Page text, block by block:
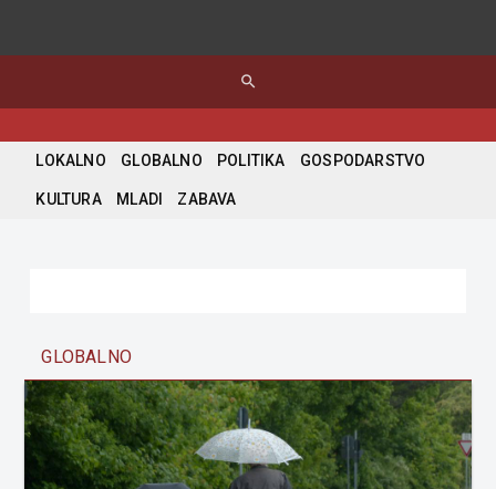
search
LOKALNO GLOBALNO POLITIKA GOSPODARSTVO
KULTURA MLADI ZABAVA
GLOBALNO